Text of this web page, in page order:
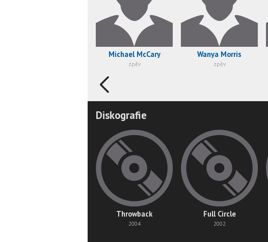
Michael McCary
zpěv
Wanya Morris
zpěv
Diskografie
Throwback
2004
Full Circle
2002